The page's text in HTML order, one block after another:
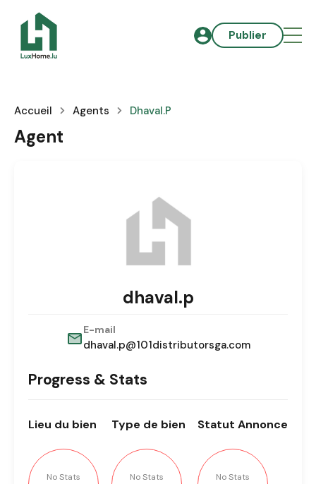
Publier
Accueil Agents Dhaval.p
Agent
dhaval.p
E-mail
dhaval.p@101distributorsga.com
Progress & Stats
Lieu du bien
No Stats
Type de bien
No Stats
Statut Annonce
No Stats